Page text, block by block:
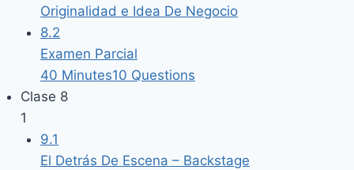
Originalidad e Idea De Negocio
8.2
Examen Parcial
40 Minutes10 Questions
Clase 8
1
9.1
El Detrás De Escena – Backstage